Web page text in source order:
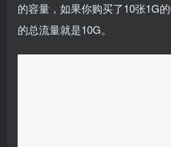
的容量，如果你购买了10张1G
的总流量就是10G。